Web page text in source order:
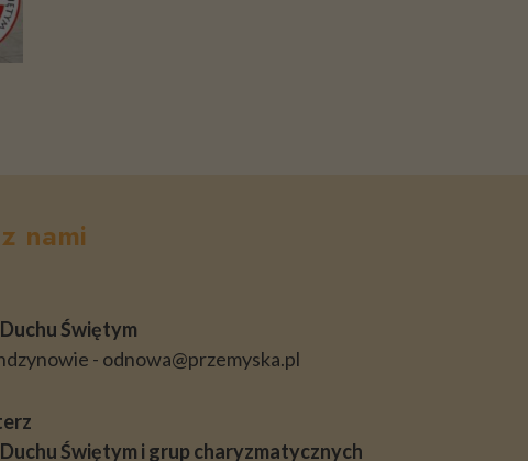
nami
Świętym
- odnowa@przemyska.pl
Świętym i grup charyzmatycznych